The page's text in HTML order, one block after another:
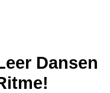
Dansen